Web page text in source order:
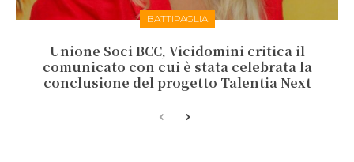
BATTIPAGLIA
Unione Soci BCC, Vicidomini critica il
comunicato con cui è stata celebrata la
conclusione del progetto Talentia Next